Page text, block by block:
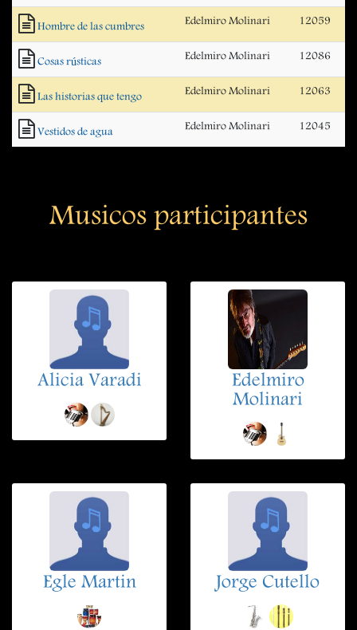
Hombre de las cumbres Edelmiro Molinari 12059
Cosas rústicas Edelmiro Molinari 12086
Las historias que tengo Edelmiro Molinari 12063
Vestidos de agua Edelmiro Molinari 12045
Musicos participantes
Alicia Varadi
Edelmiro
Molinari
Egle Martin Jorge Cutello